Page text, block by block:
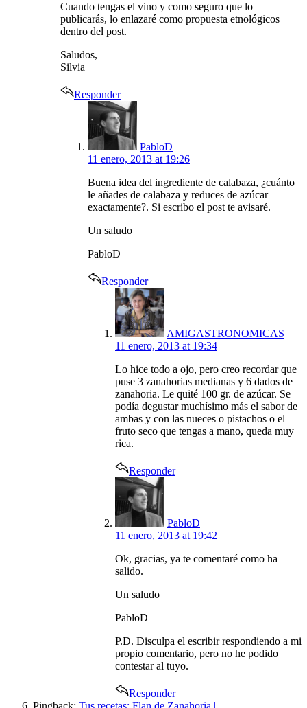
Cuando tengas el vino y como seguro que lo
publicarás, lo enlazaré como propuesta etnológicos
dentro del post.
Saludos,
Silvia
Responder
says:
PabloD
11 enero, 2013 at 19:26
Buena idea del ingrediente de calabaza, ¿cuánto
le añades de calabaza y reduces de azúcar
exactamente?. Si escribo el post te avisaré.
Un saludo
PabloD
Responder
says:
AMIGASTRONOMICAS
11 enero, 2013 at 19:34
Lo hice todo a ojo, pero creo recordar que
puse 3 zanahorias medianas y 6 dados de
zanahoria. Le quité 100 gr. de azúcar. Se
podía degustar muchísimo más el sabor de
ambas y con las nueces o pistachos o el
fruto seco que tengas a mano, queda muy
rica.
Responder
says:
PabloD
11 enero, 2013 at 19:42
Ok, gracias, ya te comentaré como ha
salido.
Un saludo
PabloD
P.D. Disculpa el escribir respondiendo a mi
propio comentario, pero no he podido
contestar al tuyo.
Responder